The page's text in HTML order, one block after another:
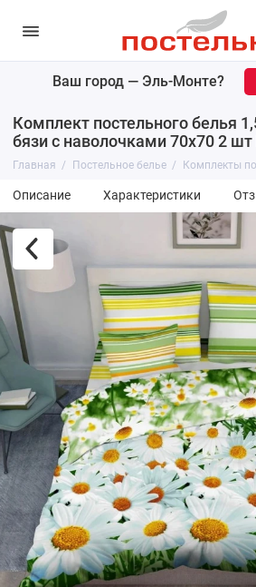
Ваш город — Эль-Монте?
Комплект постельного белья
бязи с наволочками 70х70 2
Главная Постельное белье Комплекты
Описание Характеристики